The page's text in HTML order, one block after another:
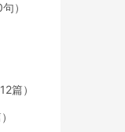
）
篇）